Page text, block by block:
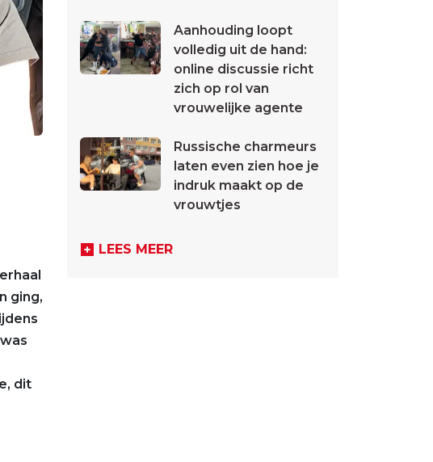
ging,
dit
Aanhouding loopt
volledig uit de hand:
online discussie richt
zich op rol van
vrouwelijke agente
Russische charmeurs
laten even zien hoe je
indruk maakt op de
vrouwtjes
LEES MEER